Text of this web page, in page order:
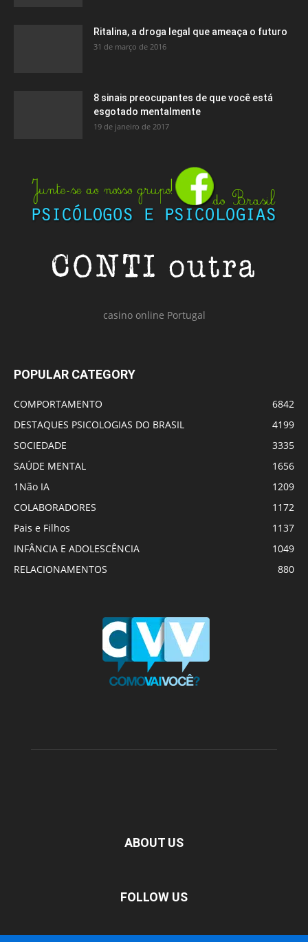
Ritalina, a droga legal que ameaça o futuro
31 de março de 2016
8 sinais preocupantes de que você está
esgotado mentalmente
19 de janeiro de 2017
casino online Portugal
POPULAR CATEGORY
COMPORTAMENTO
6842
DESTAQUES PSICOLOGIAS DO BRASIL
4199
SOCIEDADE
3335
SAÚDE MENTAL
1656
1Não IA
1209
COLABORADORES
1172
Pais e Filhos
1137
INFÂNCIA E ADOLESCÊNCIA
1049
RELACIONAMENTOS
880
ABOUT US
FOLLOW US